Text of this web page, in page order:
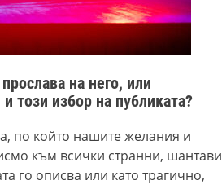
на него, или
този избор на публиката?
по който нашите желания и
към всички странни, шантави
го описва или като трагично,